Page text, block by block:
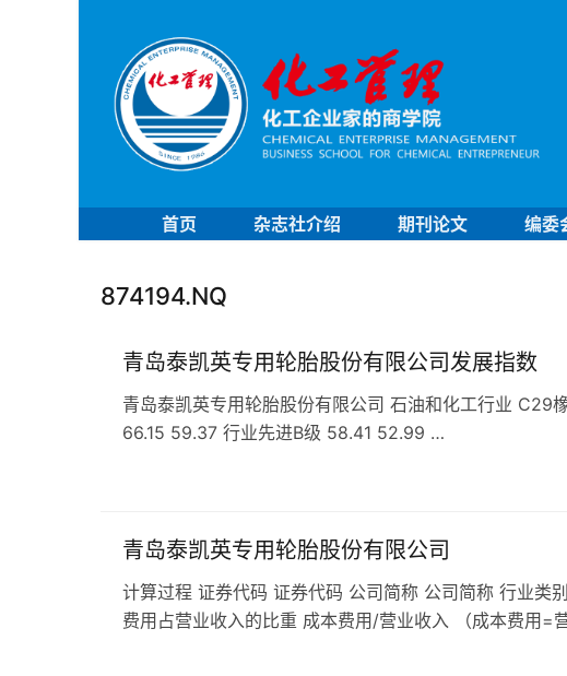
首页 杂志社介绍 期刊论文 编委
874194.NQ
青岛泰凯英专用轮胎股份有限公司发展指数
青岛泰凯英专用轮胎股份有限公司 石油和化工行业
66.15 59.37 行业先进B级 58.41 52.99 …
青岛泰凯英专用轮胎股份有限公司
计算过程 证券代码 证券代码 公司简称 公司简称 行业类
费用占营业收入的比重 成本费用/营业收入 （成本费用=